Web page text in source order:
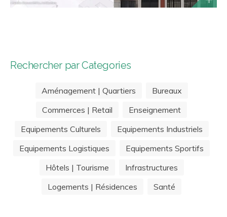
Rechercher par Categories
Aménagement | Quartiers
Bureaux
Commerces | Retail
Enseignement
Equipements Culturels
Equipements Industriels
Equipements Logistiques
Equipements Sportifs
Hôtels | Tourisme
Infrastructures
Logements | Résidences
Santé